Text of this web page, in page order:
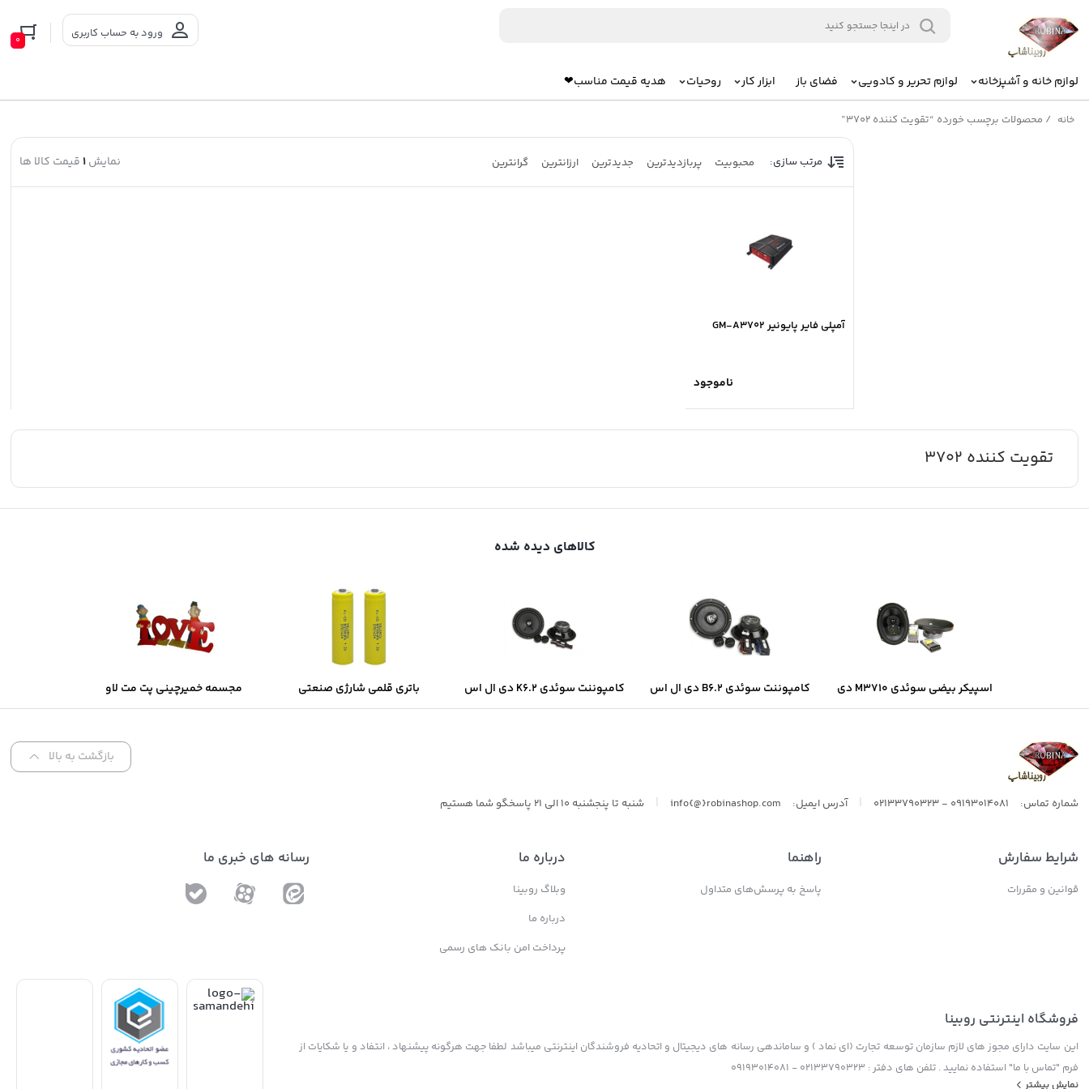
ورود به حساب کاربری 0
لوازم خانه و آشپزخانه لوازم تحریر و کادویی فضای باز ابزار کار روحیات هدیه قیمت مناسب❤
خانه / محصولات برچسب خورده “تقویت کننده 3702”
مرتب سازی: محبوبیت پربازدیدترین جدیدترین ارزانترین گرانترین نمایش1 قیمت کالا ها
آمپلي فاير پايونير GM-A3702
ناموجود
تقویت کننده 3702
کالاهای دیده شده
اسپیکر بیضی سوئدی M3710 دی
ال اس
کامپوننت سوئدی B6.2 دی ال اس کامپوننت سوئدی K6.2 دی ال اس
باتری قلمی شارژی صنعتی
سولونیکس Solonix
مجسمه خمیرچینی پت مت لاو
بازگشت به بالا
شماره تماس: 09193014081 - 02133790323 آدرس ایمیل: info{@}robinashop.com شنبه تا پنجشنبه 10 الی 21 پاسخگو شما هستیم
شرایط سفارش
قوانین و مقررات
راهنما
پاسخ به پرسش‌های متداول
درباره ما
وبلاگ روبینا
درباره ما
پرداخت امن بانک های رسمی
رسانه های خبری ما
فروشگاه اینترنتی روبینا
این سایت دارای مجوز های لازم سازمان توسعه تجارت (ای نماد ) و ساماندهی رسانه های دیجیتال و اتحادیه فروشندگان اینترنتی میباشد لطفا جهت هرگونه پیشنهاد ، انتفاد و یا شکایات از
فرم "تماس با ما" استفاده نمایید . تلفن های دفتر : 02133790323 - 09193014081
نمایش بیشتر